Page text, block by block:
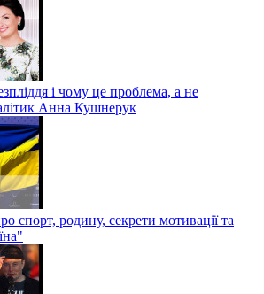
і чому це проблема, а не
Анна Кушнерук
спорт, родину, секрети мотивації та